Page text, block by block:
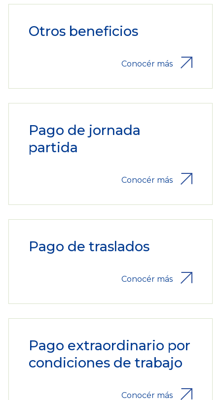
Otros beneficios
Conocér más
Pago de jornada
partida
Conocér más
Pago de traslados
Conocér más
Pago extraordinario por
condiciones de trabajo
Conocér más